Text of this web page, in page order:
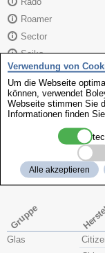
Roamer
Sector
Seiko
Skagen
TAG Heuer
Tissot
Citizen 4-166710
Gruppe
Glas
Verwendung von
Um die Webseite
können, verwendet
Webseite stimmen Sie
Informationen finden
Alle akzeptieren